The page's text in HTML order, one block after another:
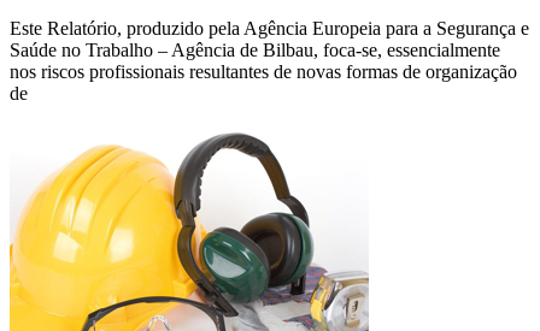
Este Relatório, produzido pela Agência Europeia para a Segurança e
Saúde no Trabalho – Agência de Bilbau, foca-se, essencialmente
nos riscos profissionais resultantes de novas formas de organização
de